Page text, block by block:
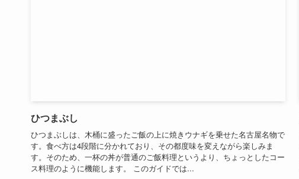
ひつまぶし
ひつまぶしは、木桶に盛ったご飯の上に焼きウナギを乗せた名古屋名物で
す。食べ方は4段階に分かれており、その都度味を変えながら楽しみま
す。そのため、一杯の丼が普通のご飯料理というより、ちょっとしたコー
ス料理のように機能します。 このガイドでは...